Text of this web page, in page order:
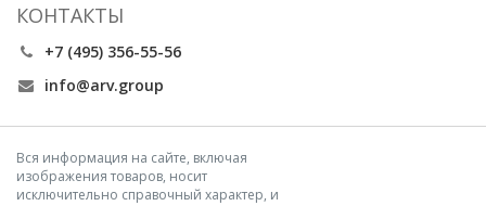
КОНТАКТЫ
+7 (495) 356-55-56
info@arv.group
Вся информация на сайте, включая
изображения товаров, носит
исключительно справочный характер, и